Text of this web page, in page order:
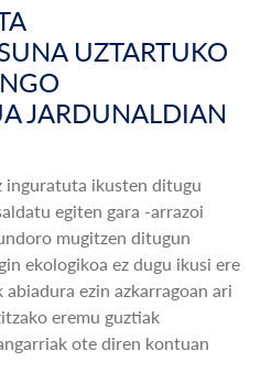
UZTARTUKO
JARDUNALDIAN
inguratuta ikusten ditugu
egiten gara -arrazoi
mugitzen ditugun
ekologikoa ez dugu ikusi ere
ezin azkarragoan ari
eremu guztiak
ote diren kontuan